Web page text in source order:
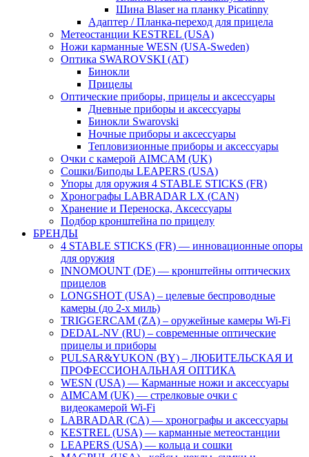
Шина Blaser на планку Picatinny
Адаптер / Планка-переход для прицела
Метеостанции KESTREL (USA)
Ножи карманные WESN (USA-Sweden)
Оптика SWAROVSKI (AT)
Бинокли
Прицелы
Оптические приборы, прицелы и аксессуары
Дневные приборы и аксессуары
Бинокли Swarovski
Ночные приборы и аксессуары
Тепловизионные приборы и аксессуары
Очки с камерой AIMCAM (UK)
Сошки/Биподы LEAPERS (USA)
Упоры для оружия 4 STABLE STICKS (FR)
Хронографы LABRADAR LX (CAN)
Хранение и Переноска, Аксессуары
Подбор кронштейна по прицелу
БРЕНДЫ
4 STABLE STICKS (FR) — инновационные опоры
для оружия
INNOMOUNT (DE) — кронштейны оптических
прицелов
LONGSHOT (USA) – целевые беспроводные
камеры (до 2-х миль)
TRIGGERCAM (ZA) – оружейные камеры Wi-Fi
DEDAL-NV (RU) – современные оптические
прицелы и приборы
PULSAR&YUKON (BY) – ЛЮБИТЕЛЬСКАЯ И
ПРОФЕССИОНАЛЬНАЯ ОПТИКА
WESN (USA) — Карманные ножи и аксессуары
AIMCAM (UK) — стрелковые очки с
видеокамерой Wi-Fi
LABRADAR (CA) — хронографы и аксессуары
KESTREL (USA) — карманные метеостанции
LEAPERS (USA) — кольца и сошки